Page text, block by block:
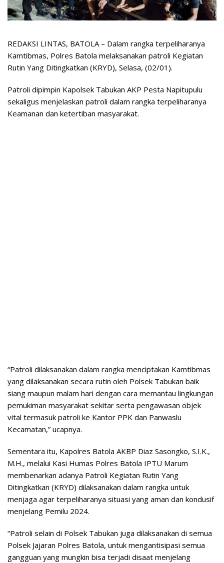
REDAKSI LINTAS, BATOLA – Dalam rangka terpeliharanya
Kamtibmas, Polres Batola melaksanakan patroli Kegiatan
Rutin Yang Ditingkatkan (KRYD), Selasa, (02/01).
Patroli dipimpin Kapolsek Tabukan AKP Pesta Napitupulu
sekaligus menjelaskan patroli dalam rangka terpeliharanya
Keamanan dan ketertiban masyarakat.
“Patroli dilaksanakan dalam rangka menciptakan Kamtibmas
yang dilaksanakan secara rutin oleh Polsek Tabukan baik
siang maupun malam hari dengan cara memantau lingkungan
pemukiman masyarakat sekitar serta pengawasan objek
vital termasuk patroli ke Kantor PPK dan Panwaslu
Kecamatan,” ucapnya.
Sementara itu, Kapolres Batola AKBP Diaz Sasongko, S.I.K.,
M.H., melalui Kasi Humas Polres Batola IPTU Marum
membenarkan adanya Patroli Kegiatan Rutin Yang
Ditingkatkan (KRYD) dilaksanakan dalam rangka untuk
menjaga agar terpeliharanya situasi yang aman dan kondusif
menjelang Pemilu 2024.
“Patroli selain di Polsek Tabukan juga dilaksanakan di semua
Polsek Jajaran Polres Batola, untuk mengantisipasi semua
gangguan yang mungkin bisa terjadi disaat menjelang